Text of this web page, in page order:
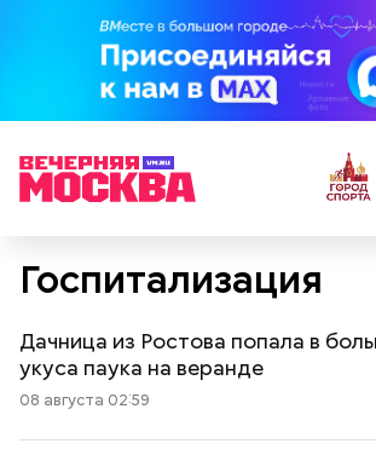
Госпитализация
Дачница из Ростова попала в
укуса паука на веранде
08 августа 02:59